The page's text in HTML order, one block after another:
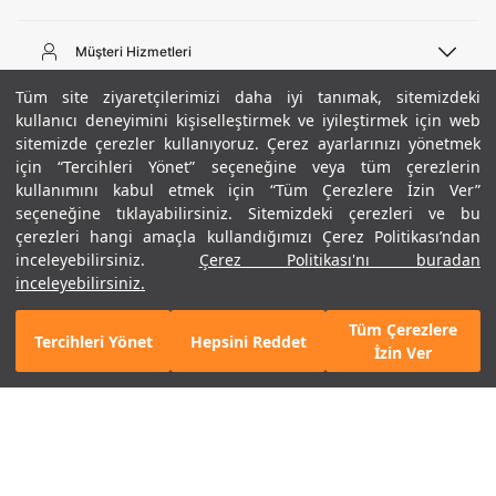
Tüm site ziyaretçilerimizi daha iyi tanımak, sitemizdeki
kullanıcı deneyimini kişiselleştirmek ve iyileştirmek için web
sitemizde çerezler kullanıyoruz. Çerez ayarlarınızı yönetmek
için “Tercihleri Yönet” seçeneğine veya tüm çerezlerin
kullanımını kabul etmek için “Tüm Çerezlere İzin Ver”
seçeneğine tıklayabilirsiniz. Sitemizdeki çerezleri ve bu
çerezleri hangi amaçla kullandığımızı Çerez Politikası’ndan
inceleyebilirsiniz.
Çerez Politikası'nı buradan
inceleyebilirsiniz.
Tercihleri Yönet Hepsini Reddet
Tüm Çerezlere
İzin Ver
+ 14 Renk
GELINCE HABER VER
444 02 00
Pazartesi - Cuma 09:00 - 18:00
E-posta
bilgi@underarmour.com
Müşteri Hizmetleri
Sipariş Sorgulama
Bize Ulaşın
Teslimat Bilgileri
İşlem Rehberi
İade ve Değişimler
Sıkça Sorulan Sorular
Beden Rehberi
Site Haritası
Hakkımızda
Ticari Bilgiler
Hükümler ve Koşullar
Gizlilik Politikası
Çerez Politikası
Kariyer
ETBİS
UA Sosyal Medya
Instagram
Facebook
Twitter
Popüler Kategoriler
Erkek Basketbol Ayakkabısı
Çocuk Basketbol Ayakkabısı
Erkek Eşofman
Kadın Tayt